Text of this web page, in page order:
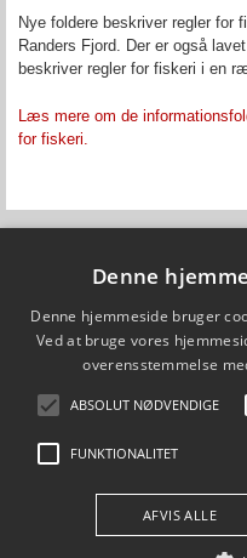
Nye foldere beskriver regler for
Randers Fjord. Der er også
beskriver regler for fiskeri i en
Læs mere om de
for fiskeri.
DTU Aqua - Institut for
Vejlsøvej 39
8600 Silkeborg
ffi@aqua.dtu.dk
Brug af personoplysninger
Denne
Denne hjemmeside bruger
Ved at bruge vores
overensstemmelse
ABSOLUT NØDVENDIGE
FUNKTIONALITET
AFVIS ALLE